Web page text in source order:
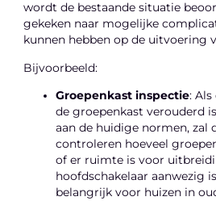
wordt de bestaande situatie
gekeken naar mogelijke
kunnen hebben op de uitvoering
Bijvoorbeeld:
Groepenkast inspectie:
de groepenkast verouderd
aan de huidige normen, zal
controleren hoeveel
of er ruimte is voor
hoofdschakelaar aanwezig
belangrijk voor huizen in